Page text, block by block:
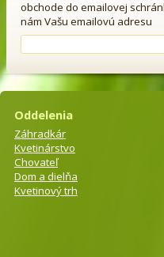
obchode do emailovej
nám Vašu emailovú adresu
Oddelenia
Záhradkár
Kvetinárstvo
Chovateľ
Dom a dielňa
Kvetinový trh